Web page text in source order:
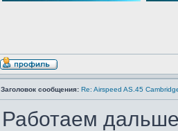
Заголовок сообщения: Re: Airspeed AS.45
Работаем